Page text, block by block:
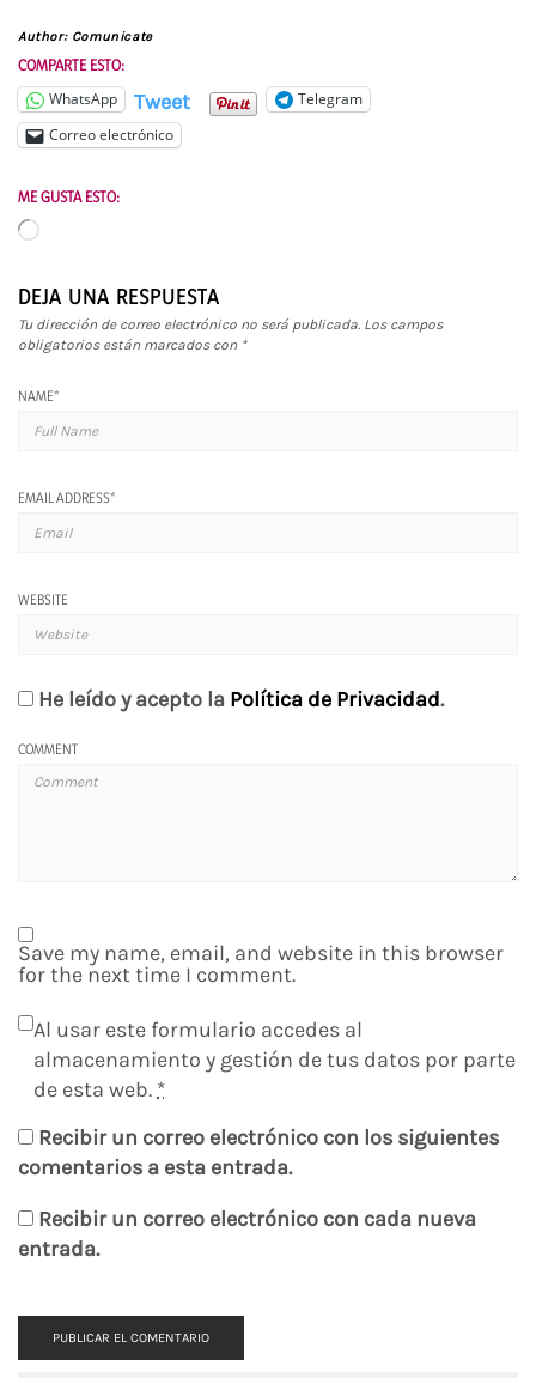
Author: Comunicate
COMPARTE ESTO:
WhatsApp Tweet
Telegram
Correo electrónico
ME GUSTA ESTO:
Cargando...
DEJA UNA RESPUESTA
Tu dirección de correo electrónico no será publicada. Los campos
obligatorios están marcados con *
NAME*
EMAIL ADDRESS*
WEBSITE
He leído y acepto la Política de Privacidad.
COMMENT
Save my name, email, and website in this browser
for the next time I comment.
Al usar este formulario accedes al
almacenamiento y gestión de tus datos por parte
de esta web. *
Recibir un correo electrónico con los siguientes
comentarios a esta entrada.
Recibir un correo electrónico con cada nueva
entrada.